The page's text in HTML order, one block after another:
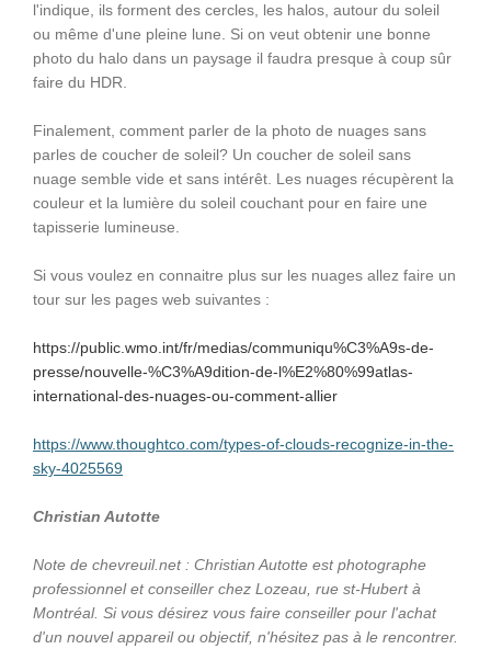
l'indique, ils forment des cercles, les halos, autour du soleil
ou même d'une pleine lune. Si on veut obtenir une bonne
photo du halo dans un paysage il faudra presque à coup sûr
faire du HDR.
Finalement, comment parler de la photo de nuages sans
parles de coucher de soleil? Un coucher de soleil sans
nuage semble vide et sans intérêt. Les nuages récupèrent la
couleur et la lumière du soleil couchant pour en faire une
tapisserie lumineuse.
Si vous voulez en connaitre plus sur les nuages allez faire un
tour sur les pages web suivantes :
https://public.wmo.int/fr/medias/communiqu%C3%A9s-de-
presse/nouvelle-%C3%A9dition-de-l%E2%80%99atlas-
international-des-nuages-ou-comment-allier
https://www.thoughtco.com/types-of-clouds-recognize-in-the-
sky-4025569
Christian Autotte
Note de chevreuil.net : Christian Autotte est photographe
professionnel et conseiller chez Lozeau, rue st-Hubert à
Montréal. Si vous désirez vous faire conseiller pour l'achat
d'un nouvel appareil ou objectif, n'hésitez pas à le rencontrer.